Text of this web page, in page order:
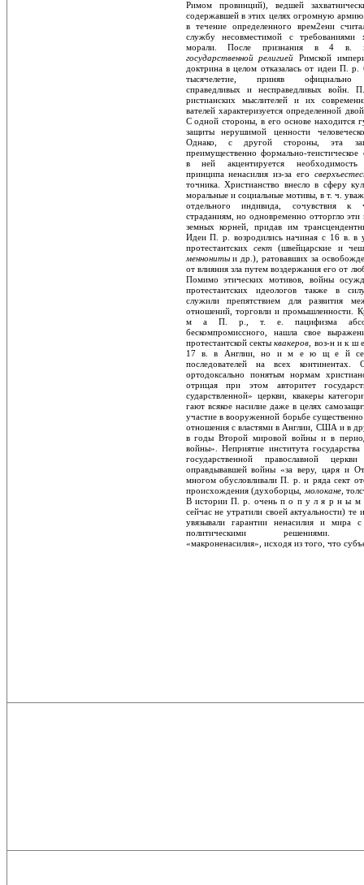
Римом провинций), ведшей
содержавшей в этих целях огромную
в течение определенного врем2ени
службу несовместимой с требованиями
морали. После признания в 4 в.
государственной религиейРимской
доктрина в целом отказалась от идеи П. р.
тысячелетие, приняв официально
справедливых и несправедливых войн.
ристианских мыслителей и их
вателей характеризуется определенной
С одной стороны, в его основе находится
защиты нерушимой ценности
Однако, с другой стороны, эта
преимущественно формально-теистическое
в ней акцентируется необходимость
принципа ненасилия из-за его
точника. Христианство внесло в сферу
моральные и социальные мотивы, в т. ч.
отдельного индивида, сочувствия к
страданиям, но одновременно отторгло
земных корней, придав им
Идеи П. р. возродились начиная с 16 в. в
протестантских сект(швейцарские и
меннонитыи др.), ратовавших за
от влияния зла путем воздержания его от
Помимо этических мотивов, вой­ны
протестантских идеологов так­же в
служили препятствием для разви­тия
отношений, торговли и промыш­ленности.
м а П. р., т. е. пацифизма
бескомпромиссного, нашла свое
протестантской сектыквакеров, воз-н и к ш
17 в. в Англии, но и м е ю щ е й
последователей на всех континентах.
ортодоксально понятым нормам
отрицая при этом авторитет
сударствленной» церкви, квакеры
гают всякое насилие даже в целях
участие в вооруженной борьбе
отношения с властями в Англии, США и в
в годы Второй мировой войны и в
войны». Неприятие института
государственной православной
оправдывавшей войны «за веру, царя и
многом обусловливали П. р. и ряда сект
происхождения (духоборцы,молокане,
В истории П. р. очень п о п у л я р н ы м
сейчас не утратили своей актуальности) те
увязывали гарантии ненасилия и мира с
политическими решениями.
«макроненасилия», исходя из того, что